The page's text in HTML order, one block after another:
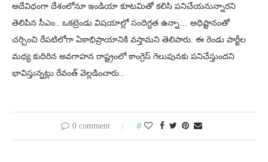
అదేవిధంగా దేశంలోనూ ఇండియా కూటమితో కలిసి పనిచేయనున్నారని
తెలిపిన సీఎం.. ఒకట్రెండు విషయాల్లో సందిగ్దత ఉన్నా… అధిష్టానంతో
చర్చించి రేపటిలోగా ఏకాభిప్రాయానికి వస్తామని తెలిపారు. ఈ రెండు పార్టీల
మధ్య కుదిరిన అవగాహన రాష్ట్రంలో కాంగ్రెస్ గెలుపునకు పనిచేస్తుందని
భావిస్తున్నట్లు రేవంత్ వెల్లడించారు..
0 comment 0